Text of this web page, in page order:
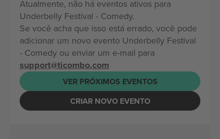
Atualmente, não há eventos ativos para
Underbelly Festival - Comedy.
Se você acha que isso está errado, você pode
adicionar um novo evento Underbelly Festival
- Comedy ou enviar um e-mail para
support@ticombo.com
VER PRÓXIMOS EVENTOS
CRIAR NOVO EVENTO